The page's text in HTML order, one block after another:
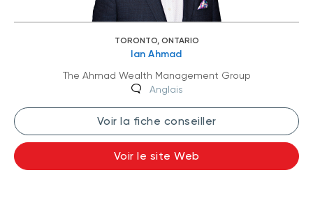
TORONTO, ONTARIO
Ian Ahmad
The Ahmad Wealth Management Group
Anglais
Voir la fiche conseiller
Voir le site Web